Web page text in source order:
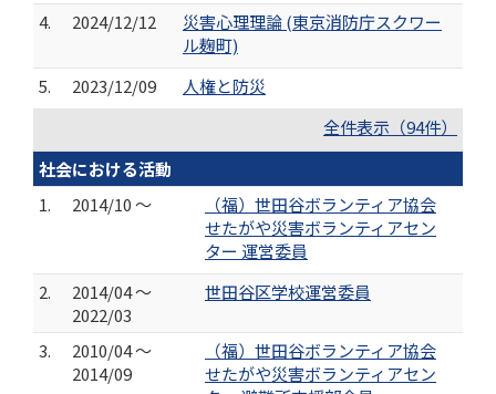
4.
2024/12/12
災害心理理論 (東京消防庁スクワー
ル麹町)
5.
2023/12/09
人権と防災
全件表示（94件）
社会における活動
1.
2014/10 ～
（福）世田谷ボランティア協会
せたがや災害ボランティアセン
ター 運営委員
2.
2014/04 ～
2022/03
世田谷区学校運営委員
3.
2010/04 ～
2014/09
（福）世田谷ボランティア協会
せたがや災害ボランティアセン